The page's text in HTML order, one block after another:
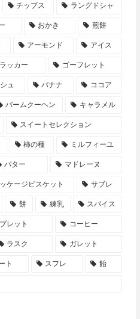
チップス ラングドシャ
おかき 煎餅
アーモンド アイス
ッカー ゴーフレット
ュ バナナ ココア
バームクーヘン キャラメル
スイートセレクション
柿の種 ミルフィーユ
バター マドレーヌ
ケージビスケット サブレ
餅 練乳 スパイス
レット コーヒー
ラスク ガレット
ト スフレ 飴